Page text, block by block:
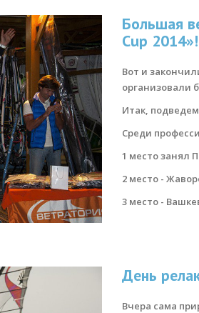
Большая
Cup 2014»!
Вот и
организовали
Итак,
Среди
1 место занял
2 место -
3 место -
День
Вчера сама